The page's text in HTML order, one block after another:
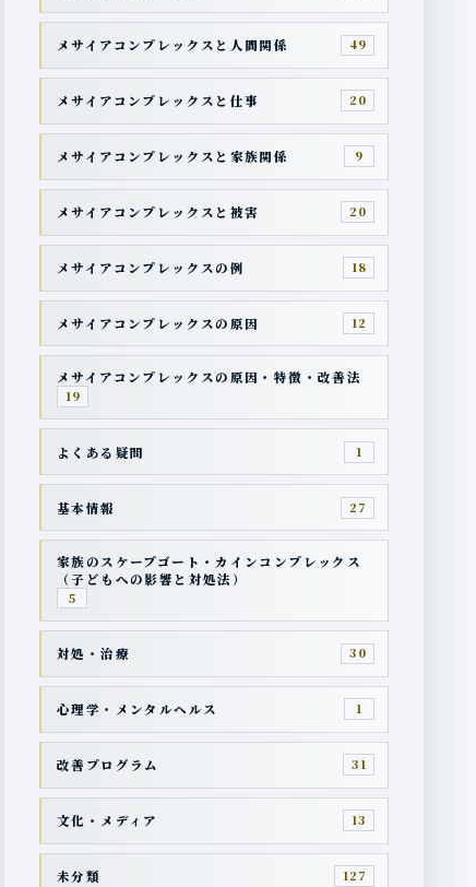
メサイアコンプレックスと人間関係 49
メサイアコンプレックスと仕事 20
メサイアコンプレックスと家族関係 9
メサイアコンプレックスと被害 20
メサイアコンプレックスの例 18
メサイアコンプレックスの原因 12
メサイアコンプレックスの原因・特徴・改善法
19
よくある疑問 1
基本情報 27
家族のスケープゴート・カインコンプレックス
（子どもへの影響と対処法）
5
対処・治療 30
心理学・メンタルヘルス 1
改善プログラム 31
文化・メディア 13
未分類 127